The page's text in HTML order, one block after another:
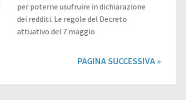
per poterne usufruire in dichiarazione
dei redditi. Le regole del Decreto
attuativo del 7 maggio
PAGINA SUCCESSIVA »